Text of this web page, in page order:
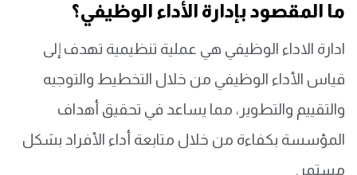
ما المقصود بإدارة الأداء الوظيفي؟
ادارة الاداء الوظيفي هي عملية تنظيمية تهدف إلى
قياس الأداء الوظيفي من خلال التخطيط والتوجيه
والتقييم والتطوير، مما يساعد في تحقيق أهداف
المؤسسة بكفاءة من خلال متابعة أداء الأفراد بشكل
مستمر.